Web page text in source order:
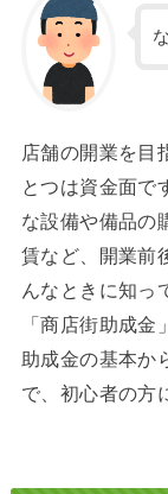
店舗の開業を目
とつは資金面で
な設備や備品の
賃など、開業前
んなときに知っ
「商店街助成
助成金の基本か
で、初心者の方